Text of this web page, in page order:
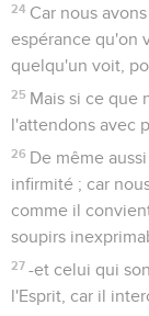
24 Car nous
espérance qu'on
quelqu'un voit,
25 Mais si ce que
l'attendons avec
26 De même
infirmité ; car
comme il
soupirs
27 -et celui qui
l'Esprit, car il